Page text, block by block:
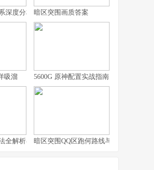
深度分析，你的游戏人生不愿被谁知晓
暗区突围画质答案
吸溜 5600G 原神配置实战指南
全解析与实战思路暗区突围QQ区跑何路线与思路解析